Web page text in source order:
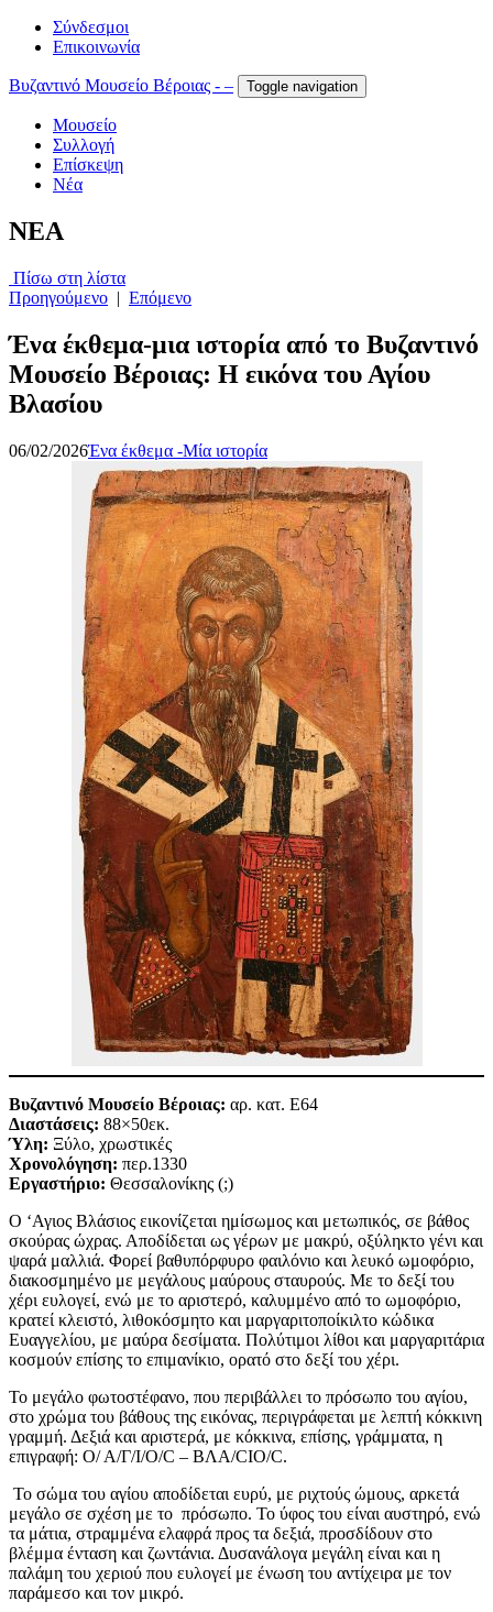
Σύνδεσμοι
Επικοινωνία
Βυζαντινό Μουσείο Βέροιας - – Toggle navigation
Μουσείο
Συλλογή
Επίσκεψη
Νέα
NEA
Πίσω στη λίστα
Προηγούμενο | Επόμενο
Ένα έκθεμα-μια ιστορία από το Βυζαντινό
Μουσείο Βέροιας: Η εικόνα του Αγίου
Βλασίου
06/02/2026Ένα έκθεμα -Μία ιστορία
Βυζαντινό Μουσείο Βέροιας: αρ. κατ. Ε64
Διαστάσεις: 88×50εκ.
Ύλη: Ξύλο, χρωστικές
Χρονολόγηση: περ.1330
Εργαστήριο: Θεσσαλονίκης (;)
Ο ‘Αγιος Βλάσιος εικονίζεται ημίσωμος και μετωπικός, σε βάθος
σκούρας ώχρας. Αποδίδεται ως γέρων με μακρύ, οξύληκτο γένι και
ψαρά μαλλιά. Φορεί βαθυπόρφυρο φαιλόνιο και λευκό ωμοφόριο,
διακοσμημένο με μεγάλους μαύρους σταυρούς. Με το δεξί του
χέρι ευλογεί, ενώ με το αριστερό, καλυμμένο από το ωμοφόριο,
κρατεί κλειστό, λιθοκόσμητο και μαργαριτοποίκιλτο κώδικα
Ευαγγελίου, με μαύρα δεσίματα. Πολύτιμοι λίθοι και μαργαριτάρια
κοσμούν επίσης το επιμανίκιo, ορατό στο δεξί του χέρι.
Το μεγάλο φωτοστέφανο, που περιβάλλει το πρόσωπο του αγίου,
στο χρώμα του βάθους της εικόνας, περιγράφεται με λεπτή κόκκινη
γραμμή. Δεξιά και αριστερά, με κόκκινα, επίσης, γράμματα, η
επιγραφή: Ο/ Α/Γ/Ι/Ο/C – ΒΛΑ/CΙΟ/C.
Το σώμα του αγίου αποδίδεται ευρύ, με ριχτούς ώμους, αρκετά
μεγάλο σε σχέση με το πρόσωπο. Το ύφος του είναι αυστηρό, ενώ
τα μάτια, στραμμένα ελαφρά προς τα δεξιά, προσδίδουν στο
βλέμμα ένταση και ζωντάνια. Δυσανάλογα μεγάλη είναι και η
παλάμη του χεριού που ευλογεί με ένωση του αντίχειρα με τον
παράμεσο και τον μικρό.